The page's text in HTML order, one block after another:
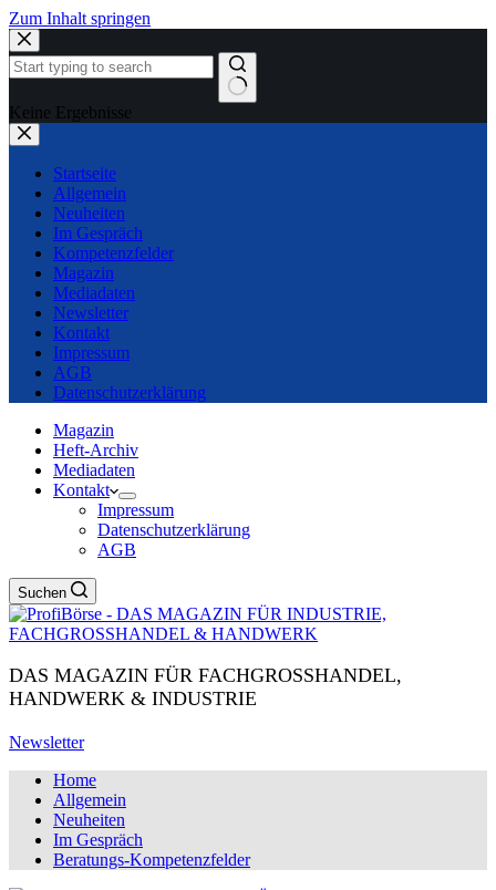
Zum Inhalt springen
Keine Ergebnisse
Startseite
Allgemein
Neuheiten
Im Gespräch
Kompetenzfelder
Magazin
Mediadaten
Newsletter
Kontakt
Impressum
AGB
Datenschutzerklärung
Magazin
Heft-Archiv
Mediadaten
Kontakt
Impressum
Datenschutzerklärung
AGB
Suchen
DAS MAGAZIN FÜR FACHGROSSHANDEL,
HANDWERK & INDUSTRIE
Newsletter
Home
Allgemein
Neuheiten
Im Gespräch
Beratungs-Kompetenzfelder